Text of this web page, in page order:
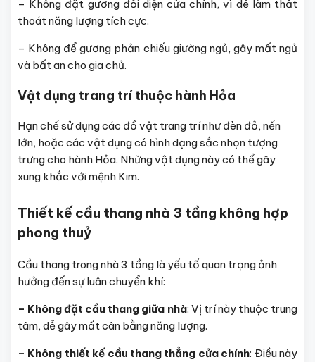
– Không đặt gương đối diện cửa chính, vì dễ làm thất
thoát năng lượng tích cực.
– Không để gương phản chiếu giường ngủ, gây mất ngủ
và bất an cho gia chủ.
Vật dụng trang trí thuộc hành Hỏa
Hạn chế sử dụng các đồ vật trang trí như đèn đỏ, nến
lớn, hoặc các vật dụng có hình dạng sắc nhọn tượng
trưng cho hành Hỏa. Những vật dụng này có thể gây
xung khắc với mệnh Kim.
Thiết kế cầu thang nhà 3 tầng không hợp
phong thuỷ
Cầu thang trong nhà 3 tầng là yếu tố quan trọng ảnh
hưởng đến sự luân chuyển khí:
– Không đặt cầu thang giữa nhà: Vị trí này thuộc trung
tâm, dễ gây mất cân bằng năng lượng.
– Không thiết kế cầu thang thẳng cửa chính: Điều này